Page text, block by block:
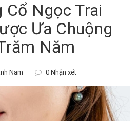
Cổ Ngọc Trai
Ưa Chuộng
Năm
Nam 0 Nhận xét